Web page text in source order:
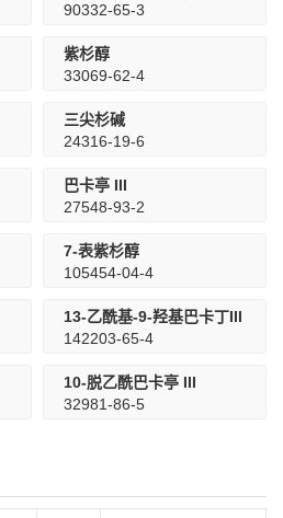
90332-65-3
紫杉醇
33069-62-4
三尖杉碱
24316-19-6
巴卡亭 III
27548-93-2
7-表紫杉醇
105454-04-4
13-乙酰基-9-羟基巴卡丁III
142203-65-4
10-脱乙酰巴卡亭 III
32981-86-5